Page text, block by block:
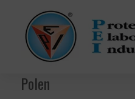
Polen